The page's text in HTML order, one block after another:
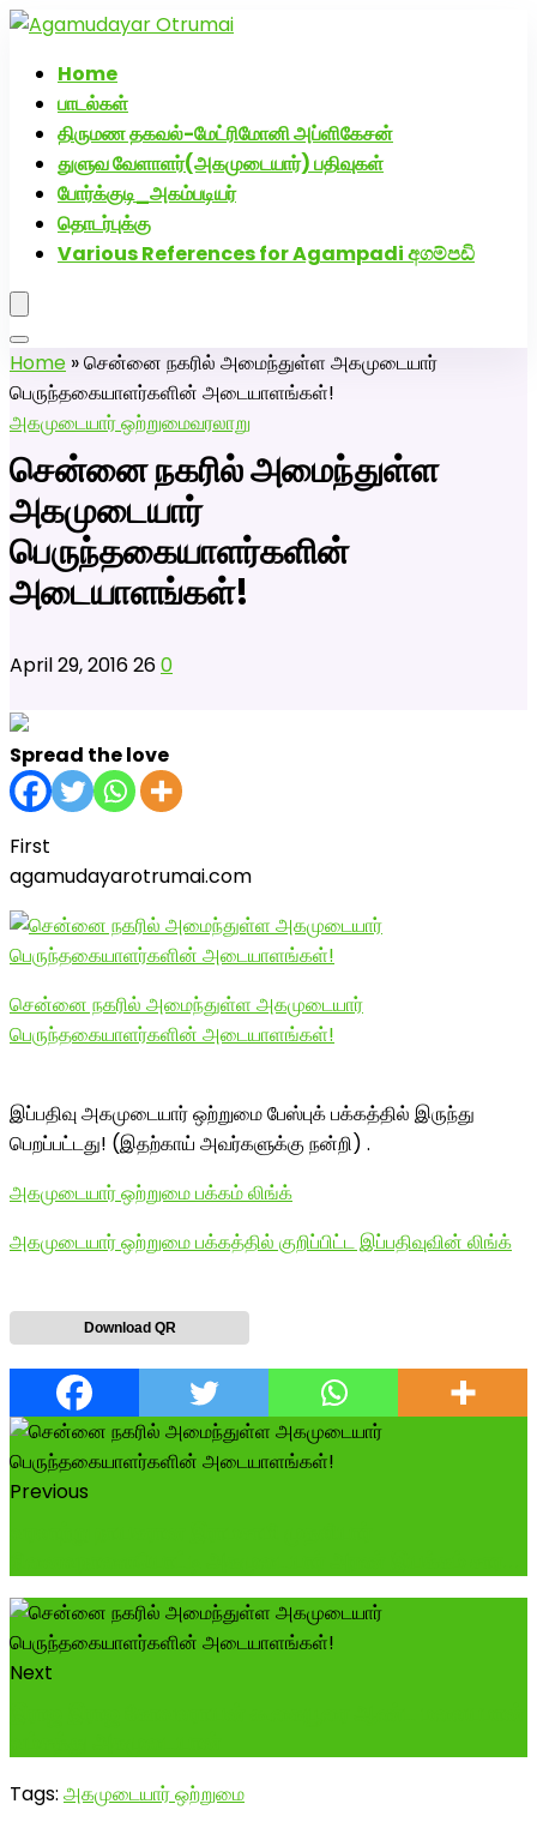
Home
பாடல்கள்
திருமண தகவல்-மேட்ரிமோனி அப்ளிகேசன்
துளுவ வேளாளர்(அகமுடையார்) பதிவுகள்
போர்க்குடி_அகம்படியர்
தொடர்புக்கு
Various References for Agampadi අගම්පඩි
Home »சென்னை நகரில் அமைந்துள்ள அகமுடையார்
பெருந்தகையாளர்களின் அடையாளங்கள்!
அகமுடையார் ஒற்றுமைவரலாறு
சென்னை நகரில் அமைந்துள்ள
அகமுடையார்
பெருந்தகையாளர்களின்
அடையாளங்கள்!
April 29, 2016260
Spread the love
First
agamudayarotrumai.com
சென்னை நகரில் அமைந்துள்ள அகமுடையார்
பெருந்தகையாளர்களின் அடையாளங்கள்!
இப்பதிவு அகமுடையார் ஒற்றுமை பேஸ்புக் பக்கத்தில் இருந்து
பெறப்பட்டது! (இதற்காய் அவர்களுக்கு நன்றி) .
அகமுடையார் ஒற்றுமை பக்கம் லிங்க்
அகமுடையார் ஒற்றுமை பக்கத்தில் குறிப்பிட்ட இப்பதிவுவின் லிங்க்
Download QR
Previous
Next
Tags: அகமுடையார் ஒற்றுமை
அகமுடையார் திருமண வரன்களுக்கு அகமுடையார்மேட்ரி-